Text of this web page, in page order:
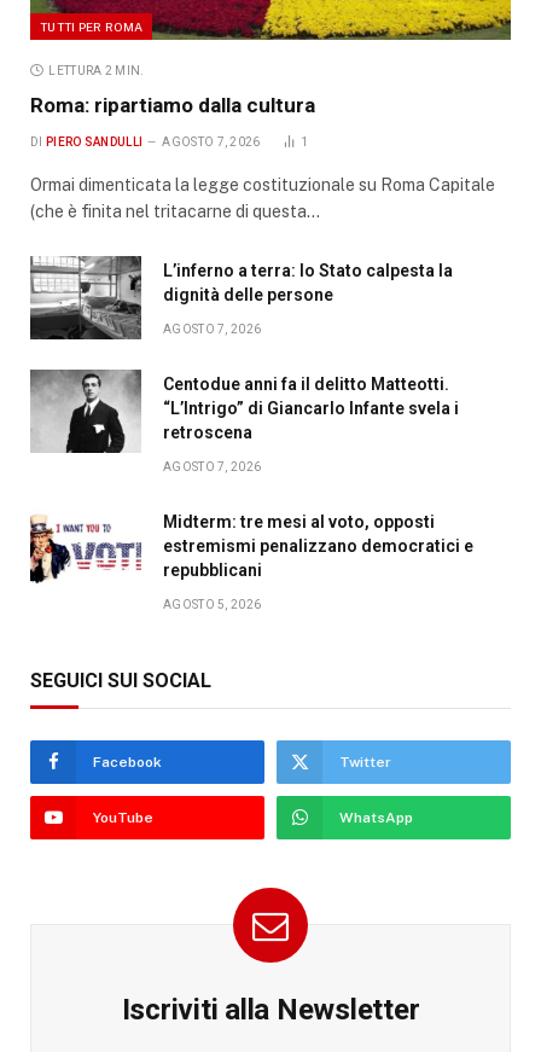
TUTTI PER ROMA
LETTURA 2 MIN.
Roma: ripartiamo dalla cultura
DI PIERO SANDULLI AGOSTO 7, 2026 1
Ormai dimenticata la legge costituzionale su Roma Capitale
(che è finita nel tritacarne di questa…
L’inferno a terra: lo Stato calpesta la
dignità delle persone
AGOSTO 7, 2026
Centodue anni fa il delitto Matteotti.
“L’Intrigo” di Giancarlo Infante svela i
retroscena
AGOSTO 7, 2026
Midterm: tre mesi al voto, opposti
estremismi penalizzano democratici e
repubblicani
AGOSTO 5, 2026
SEGUICI SUI SOCIAL
Facebook Twitter
YouTube WhatsApp
Iscriviti alla Newsletter